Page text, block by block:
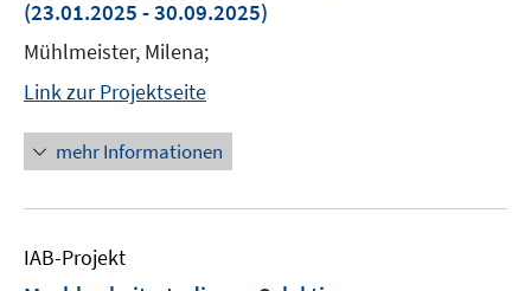
(23.01.2025 - 30.09.2025)
Mühlmeister, Milena;
Link zur Projektseite
mehr Informationen
IAB-Projekt